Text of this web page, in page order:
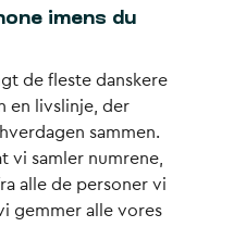
imens du
de fleste danskere
en livslinje, der
sammen.
vi samler numrene,
alle de personer vi
gemmer alle vores